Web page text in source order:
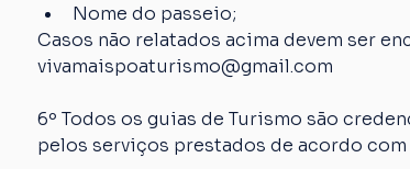
Nome do passeio;
Casos não relatados acima devem ser
vivamaispoaturismo@gmail.com
6º Todos os guias de Turismo são
pelos serviços prestados de acordo com